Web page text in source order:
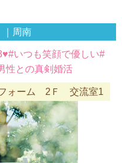
周南
いつも笑顔で優しい#
性との真剣婚活
フォーム 2Ｆ 交流室1